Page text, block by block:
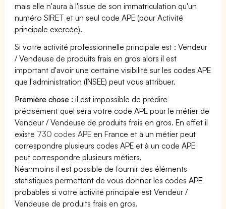
mais elle n'aura à l'issue de son immatriculation qu'un
numéro SIRET et un seul code APE (pour Activité
principale exercée).
Si votre activité professionnelle principale est : Vendeur
/ Vendeuse de produits frais en gros alors il est
important d'avoir une certaine visibilité sur les codes APE
que l'administration (INSEE) peut vous attribuer.
Première chose : il est impossible de prédire
précisément quel sera votre code APE pour le métier de
Vendeur / Vendeuse de produits frais en gros. En effet il
existe 730 codes APE en France et à un métier peut
correspondre plusieurs codes APE et à un code APE
peut correspondre plusieurs métiers.
Néanmoins il est possible de fournir des éléments
statistiques permettant de vous donner les codes APE
probables si votre activité principale est Vendeur /
Vendeuse de produits frais en gros.